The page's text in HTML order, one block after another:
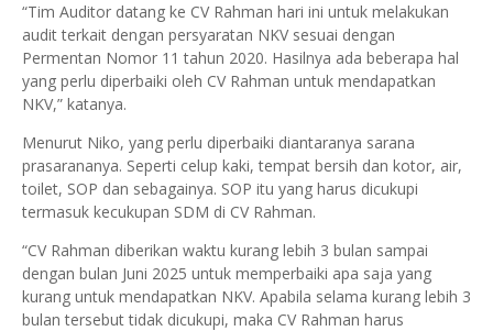
“Tim Auditor datang ke CV Rahman hari ini untuk melakukan
audit terkait dengan persyaratan NKV sesuai dengan
Permentan Nomor 11 tahun 2020. Hasilnya ada beberapa hal
yang perlu diperbaiki oleh CV Rahman untuk mendapatkan
NKV,” katanya.
Menurut Niko, yang perlu diperbaiki diantaranya sarana
prasarananya. Seperti celup kaki, tempat bersih dan kotor, air,
toilet, SOP dan sebagainya. SOP itu yang harus dicukupi
termasuk kecukupan SDM di CV Rahman.
“CV Rahman diberikan waktu kurang lebih 3 bulan sampai
dengan bulan Juni 2025 untuk memperbaiki apa saja yang
kurang untuk mendapatkan NKV. Apabila selama kurang lebih 3
bulan tersebut tidak dicukupi, maka CV Rahman harus